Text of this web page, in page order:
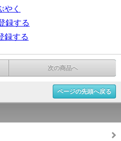
やく
録する
録する
次の商品へ
ページの先頭へ戻る